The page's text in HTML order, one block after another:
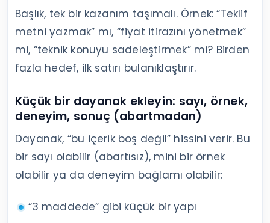
Başlık, tek bir kazanım taşımalı. Örnek: “Teklif
metni yazmak” mı, “fiyat itirazını yönetmek”
mi, “teknik konuyu sadeleştirmek” mi? Birden
fazla hedef, ilk satırı bulanıklaştırır.
Küçük bir dayanak ekleyin: sayı, örnek,
deneyim, sonuç (abartmadan)
Dayanak, “bu içerik boş değil” hissini verir. Bu
bir sayı olabilir (abartısız), mini bir örnek
olabilir ya da deneyim bağlamı olabilir:
“3 maddede” gibi küçük bir yapı